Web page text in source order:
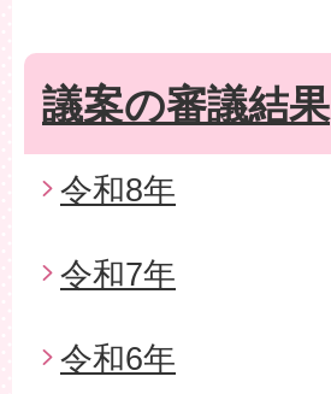
議案の審議結果
令和8年
令和7年
令和6年